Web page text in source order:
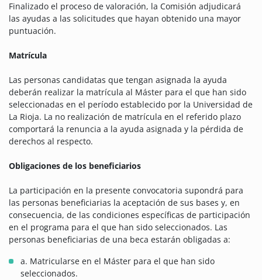
Finalizado el proceso de valoración, la Comisión adjudicará
las ayudas a las solicitudes que hayan obtenido una mayor
puntuación.
Matrícula
Las personas candidatas que tengan asignada la ayuda
deberán realizar la matrícula al Máster para el que han sido
seleccionadas en el período establecido por la Universidad de
La Rioja. La no realización de matrícula en el referido plazo
comportará la renuncia a la ayuda asignada y la pérdida de
derechos al respecto.
Obligaciones de los beneficiarios
La participación en la presente convocatoria supondrá para
las personas beneficiarias la aceptación de sus bases y, en
consecuencia, de las condiciones específicas de participación
en el programa para el que han sido seleccionados. Las
personas beneficiarias de una beca estarán obligadas a:
a. Matricularse en el Máster para el que han sido
seleccionados.